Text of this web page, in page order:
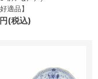
適品】
(税込)